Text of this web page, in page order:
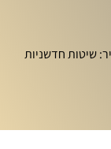
שיטות חדשניות